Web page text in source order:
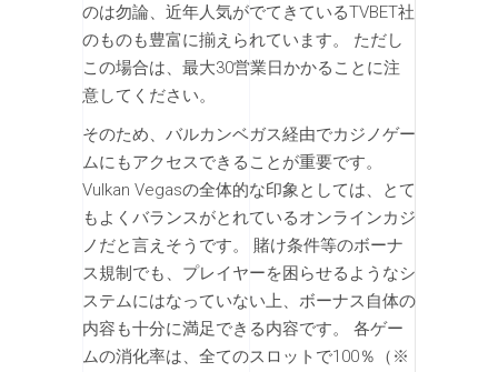
のは勿論、近年人気がでてきているTVBET社
のものも豊富に揃えられています。 ただし
この場合は、最大30営業日かかることに注
意してください。
そのため、バルカンベガス経由でカジノゲー
ムにもアクセスできることが重要です。
Vulkan Vegasの全体的な印象としては、とて
もよくバランスがとれているオンラインカジ
ノだと言えそうです。 賭け条件等のボーナ
ス規制でも、プレイヤーを困らせるようなシ
ステムにはなっていない上、ボーナス自体の
内容も十分に満足できる内容です。 各ゲー
ムの消化率は、全てのスロットで100％（※